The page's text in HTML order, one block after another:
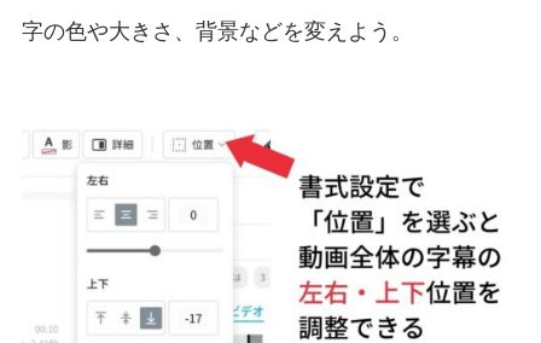
字の色や大きさ、背景などを変えよう。